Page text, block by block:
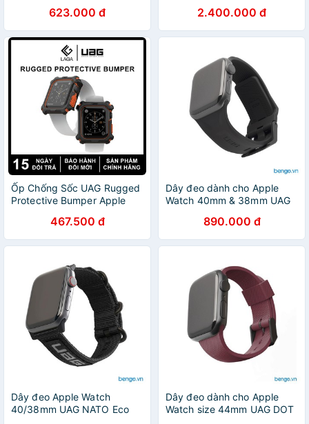
S6 và Apple watch SE
623.000 đ
UAG CHO IPHONE + ỐP
VIỀN RHINOSHIELD CHO
APPLE WATCH
2.400.000 đ
Ốp Chống Sốc UAG Rugged
Protective Bumper Apple
467.500 đ
Dây đeo dành cho Apple
Watch 40mm & 38mm UAG
890.000 đ
Dây đeo Apple Watch
40/38mm UAG NATO Eco
Dây đeo dành cho Apple
Watch size 44mm UAG DOT